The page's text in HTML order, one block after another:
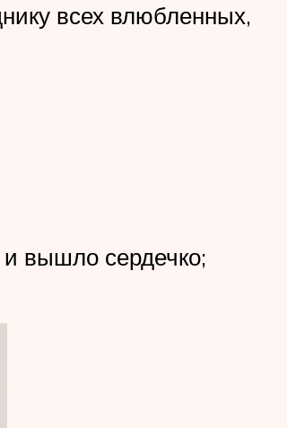
всех влюбленных,
и вышло сердечко;